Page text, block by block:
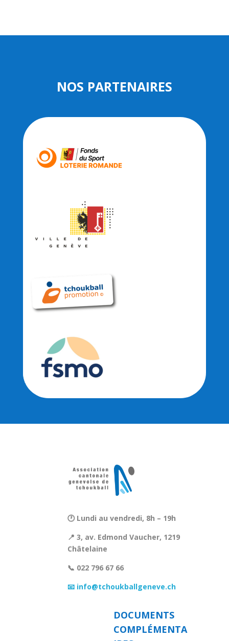
NOS PARTENAIRES
🕐 Lundi au vendredi, 8h – 19h
📍 3, av. Edmond Vaucher, 1219
Châtelaine
📞 022 796 67 66
📧 info@tchoukballgeneve.ch
DOCUMENTS
COMPLÉMENTA